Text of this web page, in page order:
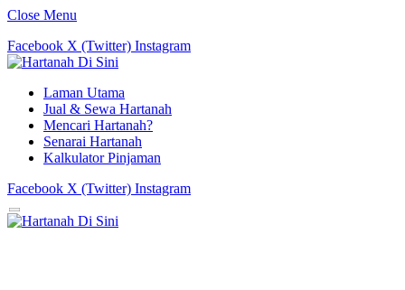
Close Menu
Facebook X (Twitter) Instagram
Laman Utama
Jual & Sewa Hartanah
Mencari Hartanah?
Senarai Hartanah
Kalkulator Pinjaman
Facebook X (Twitter) Instagram